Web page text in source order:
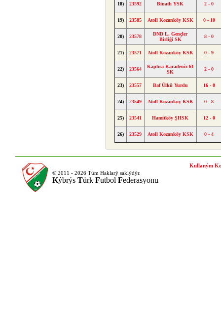
18) 23592 Binatlı YSK 2 - 0
19) 23585 Atoll Kozanköy KSK 0 - 10
20) 23578
DND L. Gençler
Birliği SK
8 - 0
21) 23571 Atoll Kozanköy KSK 0 - 9
22) 23564
Kaplıca Karadeniz 61
SK
2 - 0
23) 23557 Baf Ülkü Yurdu 16 - 0
24) 23549 Atoll Kozanköy KSK 0 - 8
25) 23541 Hamitköy ŞHSK 12 - 0
26) 23529 Atoll Kozanköy KSK 0 - 4
© 2011 - 2026 Tüm Haklarý saklýdýr.
Kýbrýs Türk Futbol Federasyonu
Kullaným